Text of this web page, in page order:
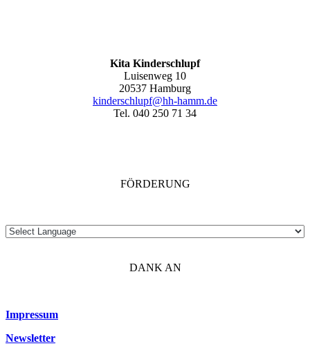
Kita Kinderschlupf
Luisenweg 10
20537 Hamburg
kinderschlupf@hh-hamm.de
Tel. 040 250 71 34
FÖRDERUNG
DANK AN
Impressum
Newsletter